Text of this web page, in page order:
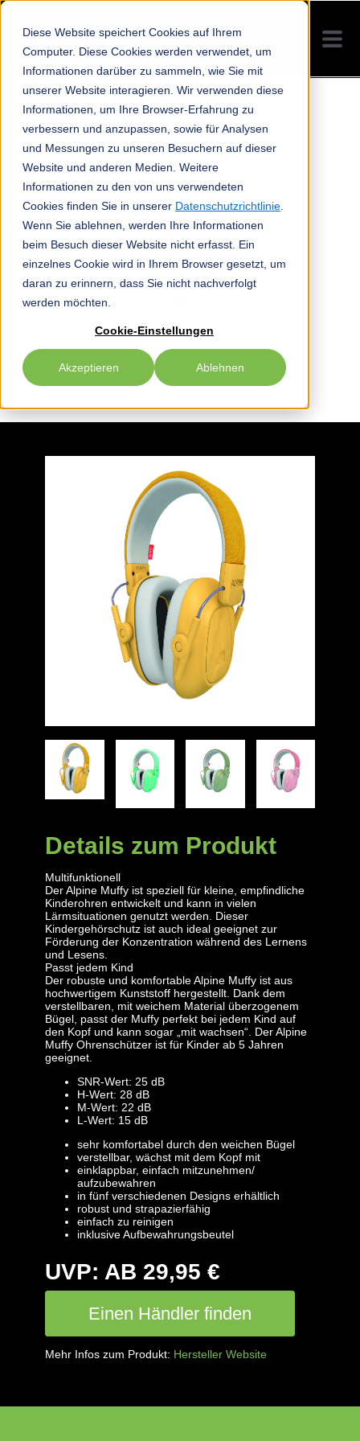
Diese Website speichert Cookies auf Ihrem
Computer. Diese Cookies werden verwendet, um
Informationen darüber zu sammeln, wie Sie mit
unserer Website interagieren. Wir verwenden diese
Informationen, um Ihre Browser-Erfahrung zu
verbessern und anzupassen, sowie für Analysen
und Messungen zu unseren Besuchern auf dieser
Website und anderen Medien. Weitere
Informationen zu den von uns verwendeten
Cookies finden Sie in unserer Datenschutzrichtlinie
Wenn Sie ablehnen, werden Ihre Informationen
beim Besuch dieser Website nicht erfasst. Ein
einzelnes Cookie wird in Ihrem Browser gesetzt, um
daran zu erinnern, dass Sie nicht nachverfolgt
werden möchten.
Cookie-Einstellungen
Akzeptieren Ablehnen
ALPINE
MUFFYKIDS
Details zum Produkt
Multifunktionell
Der Alpine Muffy ist speziell für kleine, empfindliche
Kinderohren entwickelt und kann in vielen
Lärmsituationen genutzt werden. Dieser
Kindergehörschutz ist auch ideal geeignet zur
Förderung der Konzentration während des Lernens
und Lesens.
Passt jedem Kind
Der robuste und komfortable Alpine Muffy ist aus
hochwertigem Kunststoff hergestellt. Dank dem
verstellbaren, mit weichem Material überzogenem
Bügel, passt der Muffy perfekt bei jedem Kind auf
den Kopf und kann sogar „mit wachsen“. Der Alpine
Muffy Ohrenschützer ist für Kinder ab 5 Jahren
geeignet.
SNR-Wert: 25 dB
H-Wert: 28 dB
M-Wert: 22 dB
L-Wert: 15 dB
sehr komfortabel durch den weichen Bügel
verstellbar, wächst mit dem Kopf mit
einklappbar, einfach mitzunehmen/
aufzubewahren
in fünf verschiedenen Designs erhältlich
robust und strapazierfähig
einfach zu reinigen
inklusive Aufbewahrungsbeutel
UVP: AB 29,95 €
Einen Händler finden
Mehr Infos zum Produkt: Hersteller Website